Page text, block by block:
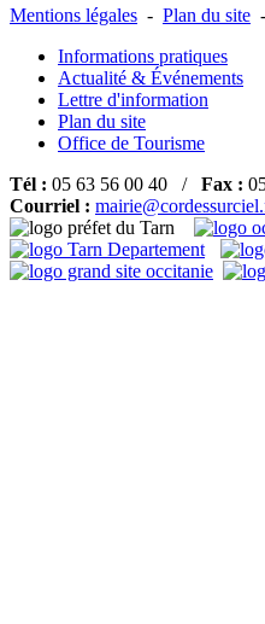
Mentions légales - Plan du site -
Informations pratiques
Actualité & Événements
Lettre d'information
Plan du site
Office de Tourisme
Tél : 05 63 56 00 40 / Fax :
Courriel :